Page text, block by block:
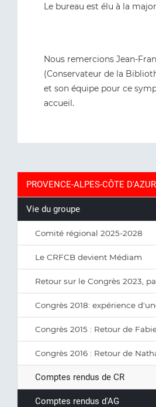
Le bureau est élu à la
Nous remercions Jean-
(Conservateur de la
et son équipe pour ce
accueil.
PROVENCE-ALPES-CÔTE
Vie du groupe
Comité régional 2025-2028
Le CRFCB devient Médiam
Retour sur le Congrès 2023,
Congrès 2018: expérience
Congrès 2015 : Retour de
Congrès 2016 : Retour de
Comptes rendus de CR
Comptes rendus d'AG